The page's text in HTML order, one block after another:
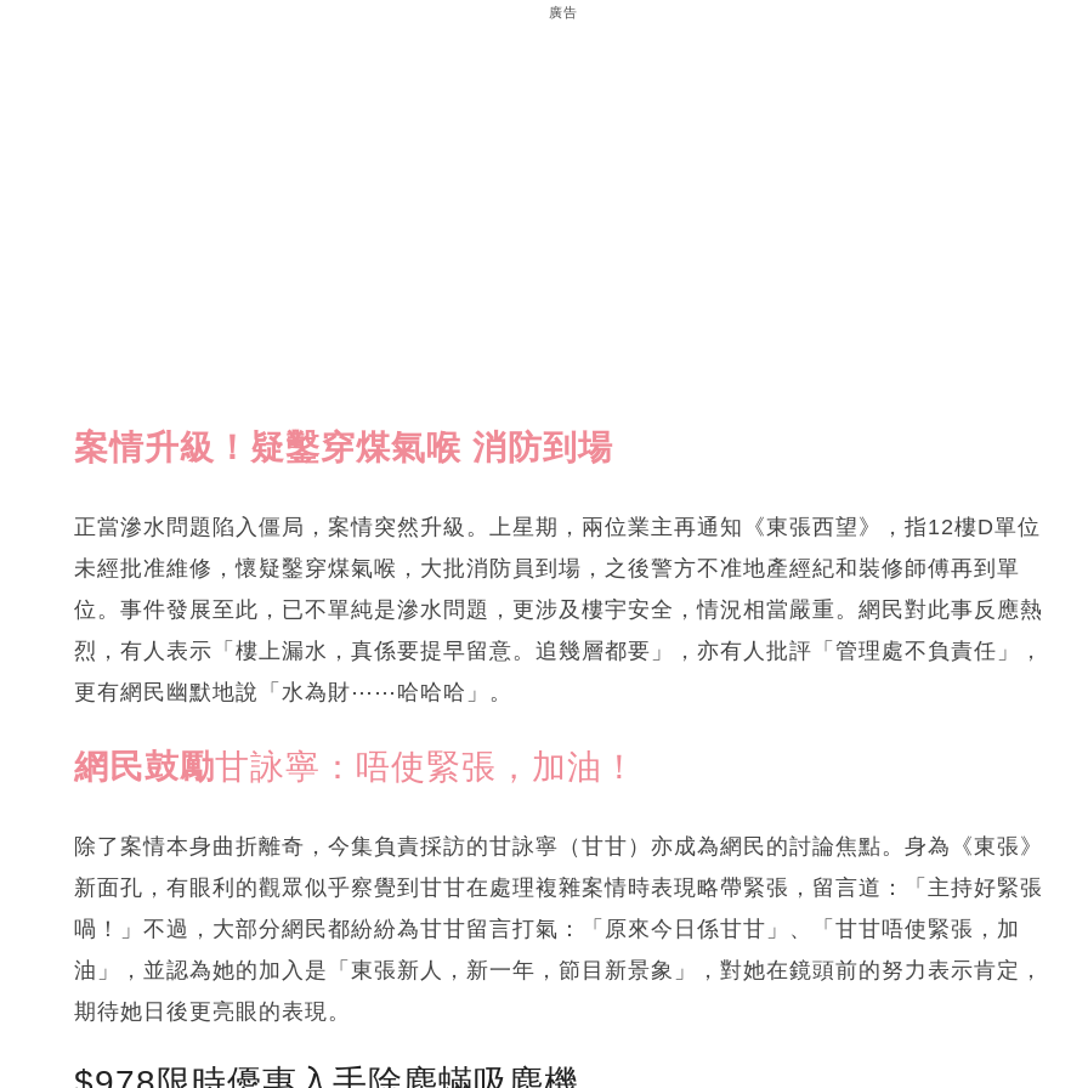
廣告
案情升級！疑鑿穿煤氣喉 消防到場
正當滲水問題陷入僵局，案情突然升級。上星期，兩位業主再通知《東張西望》，指12樓D單位
未經批准維修，懷疑鑿穿煤氣喉，大批消防員到場，之後警方不准地產經紀和裝修師傅再到單
位。事件發展至此，已不單純是滲水問題，更涉及樓宇安全，情況相當嚴重。網民對此事反應熱
烈，有人表示「樓上漏水，真係要提早留意。追幾層都要」，亦有人批評「管理處不負責任」，
更有網民幽默地說「水為財⋯⋯哈哈哈」。
網民鼓勵甘詠寧：唔使緊張，加油！
除了案情本身曲折離奇，今集負責採訪的甘詠寧（甘甘）亦成為網民的討論焦點。身為《東張》
新面孔，有眼利的觀眾似乎察覺到甘甘在處理複雜案情時表現略帶緊張，留言道：「主持好緊張
喎！」不過，大部分網民都紛紛為甘甘留言打氣：「原來今日係甘甘」、「甘甘唔使緊張，加
油」，並認為她的加入是「東張新人，新一年，節目新景象」，對她在鏡頭前的努力表示肯定，
期待她日後更亮眼的表現。